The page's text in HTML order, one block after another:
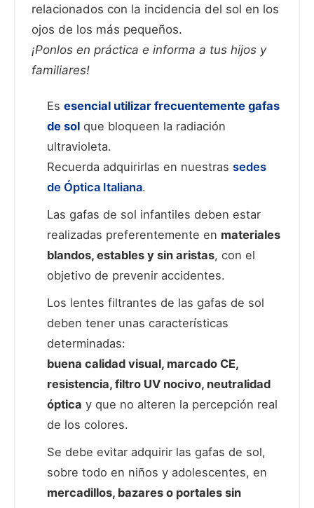
relacionados con la incidencia del sol en los
ojos de los más pequeños.
¡Ponlos en práctica e informa a tus hijos y
familiares!
Es esencial utilizar frecuentemente gafas
de sol que bloqueen la radiación
ultravioleta.
Recuerda adquirirlas en nuestras sedes
de Óptica Italiana.
Las gafas de sol infantiles deben estar
realizadas preferentemente en materiales
blandos, estables y sin aristas, con el
objetivo de prevenir accidentes.
Los lentes filtrantes de las gafas de sol
deben tener unas características
determinadas:
buena calidad visual, marcado CE,
resistencia, filtro UV nocivo, neutralidad
óptica y que no alteren la percepción real
de los colores.
Se debe evitar adquirir las gafas de sol,
sobre todo en niños y adolescentes, en
mercadillos, bazares o portales sin